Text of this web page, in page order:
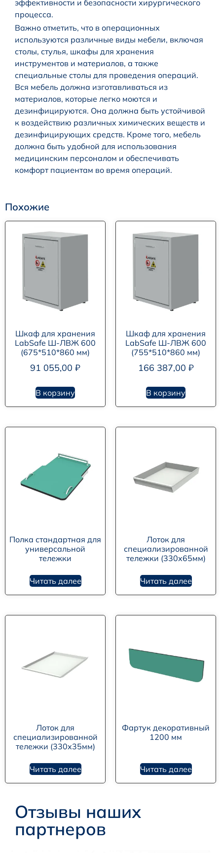
эффективности и безопасности хирургического
процесса.
Важно отметить, что в операционных
используются различные виды мебели, включая
столы, стулья, шкафы для хранения
инструментов и материалов, а также
специальные столы для проведения операций.
Вся мебель должна изготавливаться из
материалов, которые легко моются и
дезинфицируются. Она должна быть устойчивой
к воздействию различных химических веществ и
дезинфицирующих средств. Кроме того, мебель
должна быть удобной для использования
медицинским персоналом и обеспечивать
комфорт пациентам во время операций.
Похожие
Шкаф для хранения
LabSafe Ш-ЛВЖ 600
(675*510*860 мм)
91 055,00 ₽
В корзину
Шкаф для хранения
LabSafe Ш-ЛВЖ 600
(755*510*860 мм)
166 387,00 ₽
В корзину
Полка стандартная для
универсальной
тележки
Читать далее
Лоток для
специализированной
тележки (330х65мм)
Читать далее
Лоток для
специализированной
тележки (330х35мм)
Читать далее
Фартук декоративный
1200 мм
Читать далее
Отзывы наших
партнеров